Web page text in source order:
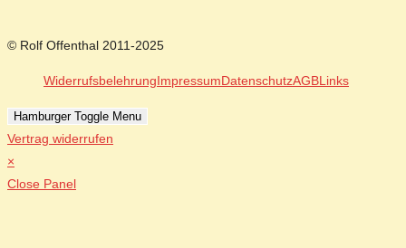
© Rolf Offenthal 2011-2025
WiderrufsbelehrungImpressumDatenschutzAGBLinks
Hamburger Toggle Menu
Vertrag widerrufen
×
Close Panel